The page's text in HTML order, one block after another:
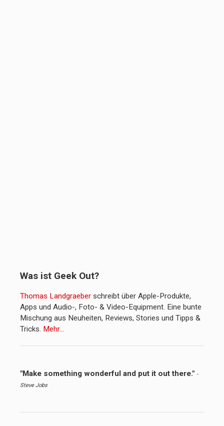
Was ist Geek Out?
Thomas Landgraeber schreibt über Apple-Produkte,
Apps und Audio-, Foto- & Video-Equipment. Eine bunte
Mischung aus Neuheiten, Reviews, Stories und Tipps &
Tricks. Mehr…
"Make something wonderful and put it out there." -
Steve Jobs